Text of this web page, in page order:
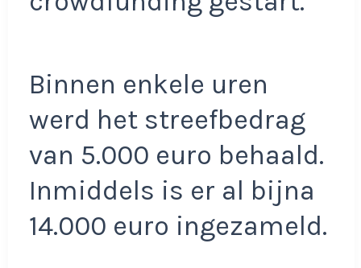
Binnen enkele uren
werd het streefbedrag
van 5.000 euro behaald.
Inmiddels is er al bijna
14.000 euro ingezameld.